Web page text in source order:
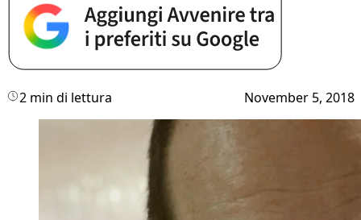
2 min di lettura November 5, 2018